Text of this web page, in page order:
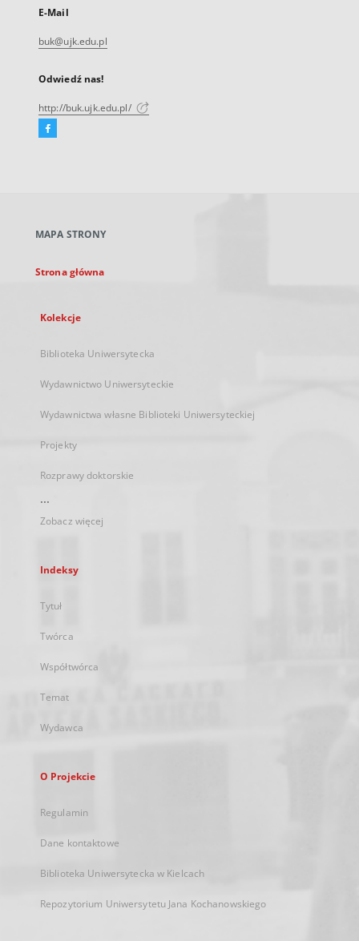
E-Mail
buk@ujk.edu.pl
Odwiedź nas!
http://buk.ujk.edu.pl/
Facebook
karcie
MAPA STRONY
Strona główna
Kolekcje
Biblioteka Uniwersytecka
Wydawnictwo Uniwersyteckie
Wydawnictwa własne Biblioteki Uniwersyteckiej
Projekty
Rozprawy doktorskie
...
Zobacz więcej
Indeksy
Tytuł
Twórca
Współtwórca
Temat
Wydawca
O Projekcie
Regulamin
Dane kontaktowe
Biblioteka Uniwersytecka w Kielcach
Repozytorium Uniwersytetu Jana Kochanowskiego